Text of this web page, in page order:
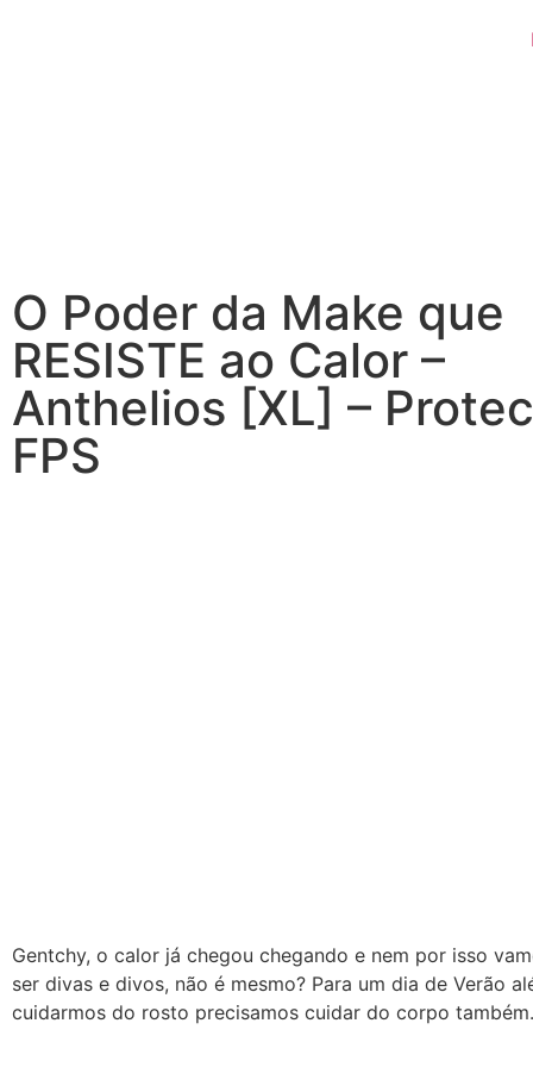
O Poder da Make que
RESISTE ao Calor –
Anthelios [XL] –
FPS
Gentchy, o calor já chegou chegando e nem por isso
ser divas e divos, não é mesmo? Para um dia de Verão
cuidarmos do rosto precisamos cuidar do corpo também.